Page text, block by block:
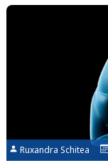
Ruxandra Schitea